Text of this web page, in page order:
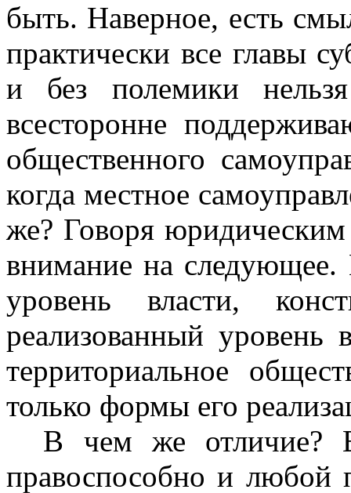
быть. Наверное, есть
практически все главы
и без полемики
всесторонне
общественного
когда местное
же? Говоря
внимание на следующее.
уровень власти,
реализованный
территориальное
только формы его
В чем же отличие?
правоспособно и любой